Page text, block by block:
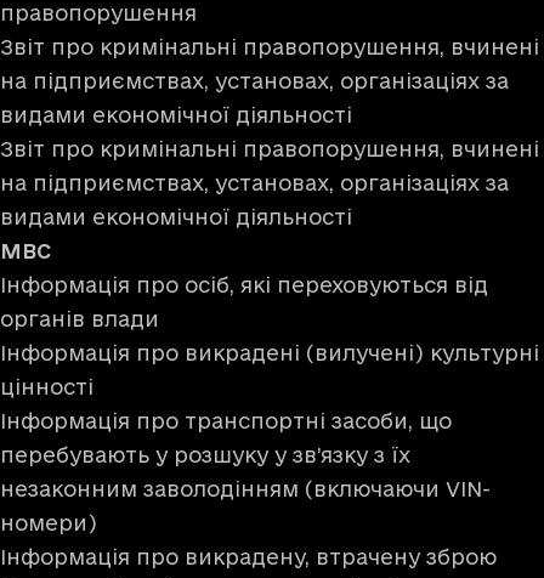
правопорушення
Звіт про кримінальні правопорушення, вчинені
на підприємствах, установах, організаціях за
видами економічної діяльності
Звіт про кримінальні правопорушення, вчинені
на підприємствах, установах, організаціях за
видами економічної діяльності
МВС
Інформація про осіб, які переховуються від
органів влади
Інформація про викрадені (вилучені) культурні
цінності
Інформація про транспортні засоби, що
перебувають у розшуку у зв’язку з їх
незаконним заволодінням (включаючи VIN-
номери)
Інформація про викрадену, втрачену зброю